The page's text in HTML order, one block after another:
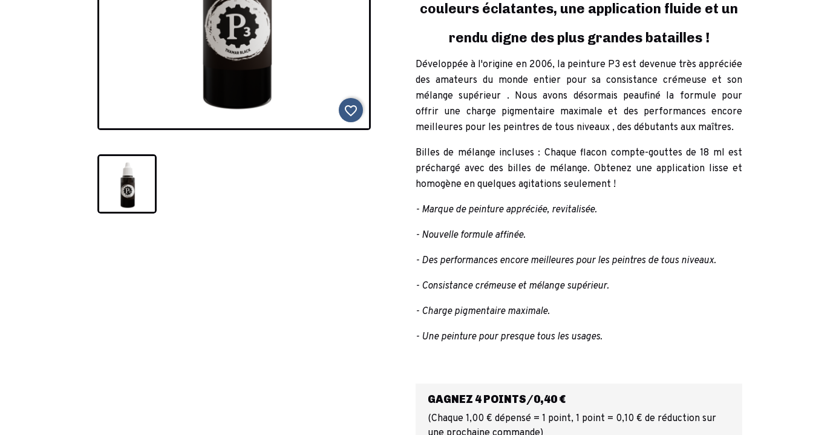
favorite_border
couleurs éclatantes, une application fluide et un
rendu digne des plus grandes batailles !
Développée à l'origine en 2006, la peinture P3 est devenue très appréciée
des amateurs du monde entier pour saconsistance crémeuse etson
mélange supérieur . Nous avons désormais peaufiné la formulepour
offrir une charge pigmentaire maximale et des performances encore
meilleures pour les peintres de tous niveaux , des débutants aux maîtres.
Billes de mélange incluses : Chaque flacon compte-gouttes de 18 ml est
préchargé avec des billes de mélange. Obtenez une application lisse et
homogène en quelques agitations seulement !
- Marque de peinture appréciée, revitalisée.
- Nouvelle formule affinée.
- Des performances encore meilleures pour les peintres de tous niveaux.
- Consistance crémeuse et mélange supérieur.
- Charge pigmentaire maximale.
- Une peinture pour presque tous les usages.
GAGNEZ 4 POINTS/0,40 €
(Chaque 1,00 € dépensé = 1 point, 1 point = 0,10 € de réduction sur